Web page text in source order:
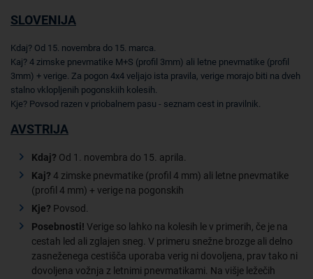
SLOVENIJA
Kdaj? Od 15. novembra do 15. marca.
Kaj? 4 zimske pnevmatike M+S (profil 3mm) ali letne pnevmatike (profil
3mm) + verige. Za pogon 4x4 veljajo ista pravila, verige morajo biti na dveh
stalno vklopljenih pogonskiih kolesih.
Kje? Povsod razen v priobalnem pasu - seznam cest in pravilnik.
AVSTRIJA
Kdaj? Od 1. novembra do 15. aprila.
Kaj? 4 zimske pnevmatike (profil 4 mm) ali letne pnevmatike
(profil 4 mm) + verige na pogonskih
Kje? Povsod.
Posebnosti! Verige so lahko na kolesih le v primerih, če je na
cestah led ali zglajen sneg. V primeru snežne brozge ali delno
zasneženega cestišča uporaba verig ni dovoljena, prav tako ni
dovoljena vožnja z letnimi pnevmatikami. Na višje ležečih